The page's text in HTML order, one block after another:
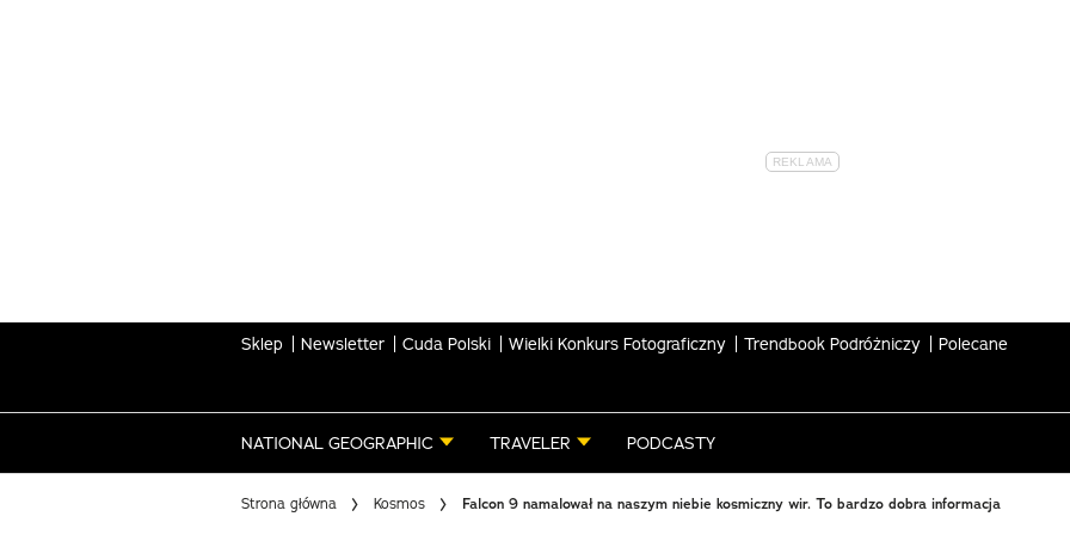
Sklep Newsletter Cuda Polski Wielki Konkurs Fotograficzny Trendbook Podróżniczy Polecane
NATIONAL GEOGRAPHIC TRAVELER PODCASTY
Strona główna Kosmos Falcon 9 namalował na naszym niebie kosmiczny wir. To bardzo dobra informacja